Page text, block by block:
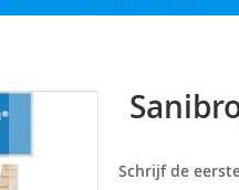
Schrijf de